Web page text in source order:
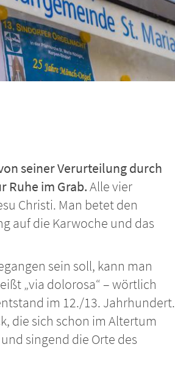
seiner Verurteilung durch
Ruhe im Grab.Alle vier
Christi. Man betet den
auf die Karwoche und das
sein soll, kann man
„via dolorosa“ – wörtlich
im 12./13. Jahrhundert.
die sich schon im Altertum
singend die Orte des